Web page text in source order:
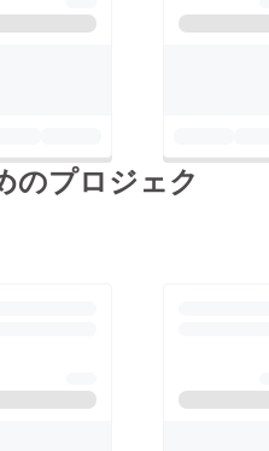
のプロジェク